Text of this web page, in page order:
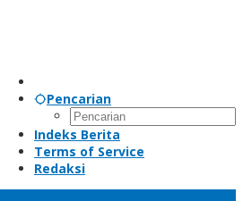
Pencarian
Indeks Berita
Terms of Service
Redaksi